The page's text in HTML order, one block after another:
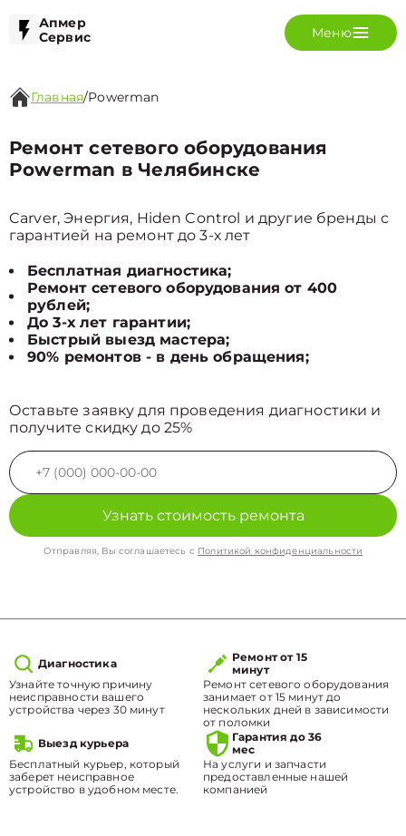
Апмер
Сервис
Меню
Главная/Powerman
Ремонт сетевого оборудования
Powerman в Челябинске
Carver, Энергия, Hiden Control и другие бренды с
гарантией на ремонт до 3-х лет
Бесплатная диагностика;
Ремонт сетевого оборудования от 400
рублей;
До 3-х лет гарантии;
Быстрый выезд мастера;
90% ремонтов - в день обращения;
Оставьте заявку для проведения диагностики и
получите скидку до 25%
Узнать стоимость ремонта
Отправляя, Вы соглашаетесь с Политикой конфиденциальности
Диагностика
Узнайте точную причину
неисправности вашего
устройства через 30 минут
Ремонт от 15
минут
Ремонт сетевого оборудования
занимает от 15 минут до
нескольких дней в зависимости
от поломки
Выезд курьера
Бесплатный курьер, который
заберет неисправное
устройство в удобном месте.
Гарантия до 36
мес
На услуги и запчасти
предоставленные нашей
компанией